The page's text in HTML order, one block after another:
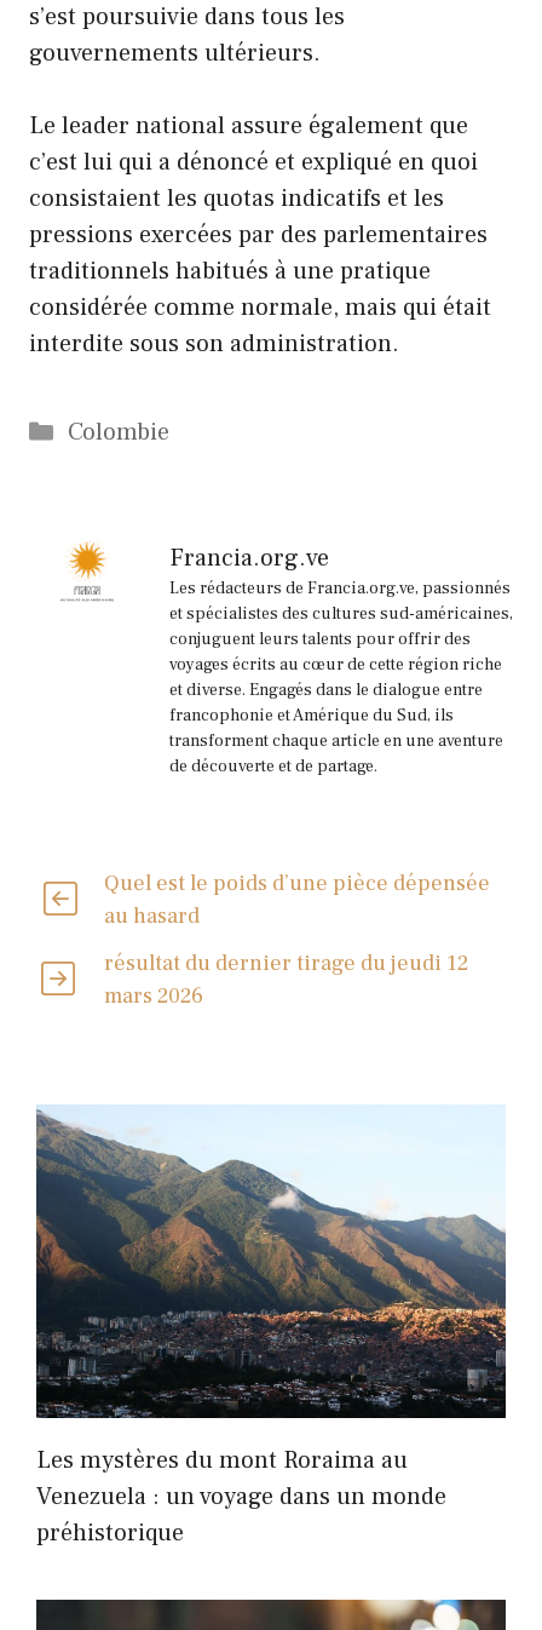
s’est poursuivie dans tous les
gouvernements ultérieurs.
Le leader national assure également que
c’est lui qui a dénoncé et expliqué en quoi
consistaient les quotas indicatifs et les
pressions exercées par des parlementaires
traditionnels habitués à une pratique
considérée comme normale, mais qui était
interdite sous son administration.
Catégories
Colombie
Francia.org.ve
Les rédacteurs de Francia.org.ve, passionnés
et spécialistes des cultures sud-américaines,
conjuguent leurs talents pour offrir des
voyages écrits au cœur de cette région riche
et diverse. Engagés dans le dialogue entre
francophonie et Amérique du Sud, ils
transforment chaque article en une aventure
de découverte et de partage.
Quel est le poids d’une pièce dépensée
au hasard
résultat du dernier tirage du jeudi 12
mars 2026
Les mystères du mont Roraima au
Venezuela : un voyage dans un monde
préhistorique